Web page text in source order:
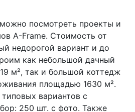
можно посмотреть проекты и
A-Frame. Стоимость от
недорогой вариант и до
как небольшой дачный
м², так и большой коттедж
площадью 1630 м².
вариантов с
250 шт. с фото. Также